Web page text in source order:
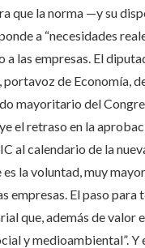
que la norma —y su
a “necesidades
a las empresas. El
portavoz de Economía,
mayoritario del
el retraso en la
al calendario de la
la voluntad, muy
empresas. El paso para
que, además de valor
y medioambiental”. Y